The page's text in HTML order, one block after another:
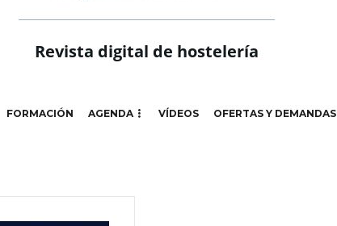
Revista digital de hostelería
FORMACIÓN AGENDA VÍDEOS OFERTAS Y DEMANDAS